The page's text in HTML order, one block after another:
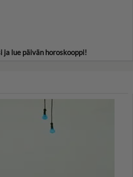
lue päivän horoskooppi!